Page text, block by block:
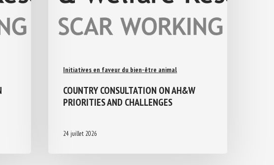
Initiatives en faveur du bien-être animal
COUNTRY CONSULTATION ON AH&W
PRIORITIES AND CHALLENGES
24 juillet 2026